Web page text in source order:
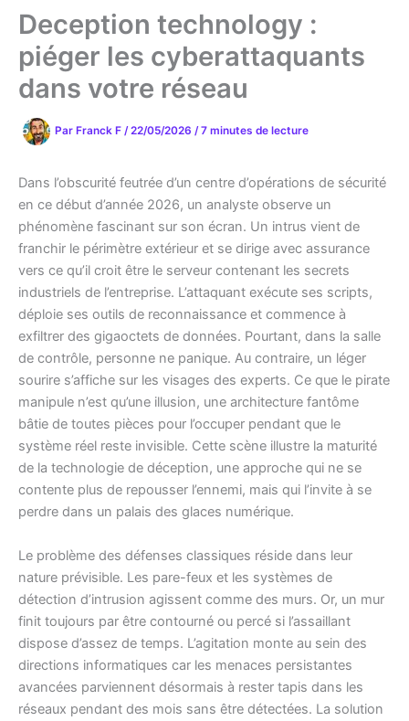
Deception technology :
piéger les cyberattaquants
dans votre réseau
Par Franck F /22/05/2026 /7 minutes de lecture
Dans l’obscurité feutrée d’un centre d’opérations de sécurité
en ce début d’année 2026, un analyste observe un
phénomène fascinant sur son écran. Un intrus vient de
franchir le périmètre extérieur et se dirige avec assurance
vers ce qu’il croit être le serveur contenant les secrets
industriels de l’entreprise. L’attaquant exécute ses scripts,
déploie ses outils de reconnaissance et commence à
exfiltrer des gigaoctets de données. Pourtant, dans la salle
de contrôle, personne ne panique. Au contraire, un léger
sourire s’affiche sur les visages des experts. Ce que le pirate
manipule n’est qu’une illusion, une architecture fantôme
bâtie de toutes pièces pour l’occuper pendant que le
système réel reste invisible. Cette scène illustre la maturité
de la technologie de déception, une approche qui ne se
contente plus de repousser l’ennemi, mais qui l’invite à se
perdre dans un palais des glaces numérique.
Le problème des défenses classiques réside dans leur
nature prévisible. Les pare-feux et les systèmes de
détection d’intrusion agissent comme des murs. Or, un mur
finit toujours par être contourné ou percé si l’assaillant
dispose d’assez de temps. L’agitation monte au sein des
directions informatiques car les menaces persistantes
avancées parviennent désormais à rester tapis dans les
réseaux pendant des mois sans être détectées. La solution